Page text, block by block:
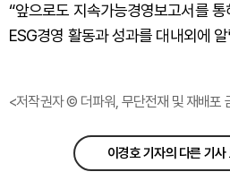
“앞으로도 지속가능경영보고서를
ESG경영 활동과 성과를 대내외에
<저작권자 © 더파워, 무단전재 및 재배포
이경호 기자의 다른 기사